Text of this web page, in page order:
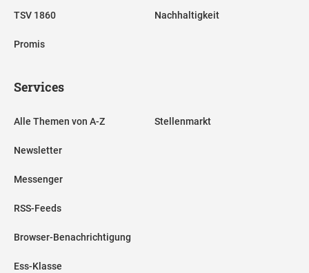
TSV 1860
Promis
Nachhaltigkeit
Services
Alle Themen von A-Z
Newsletter
Messenger
RSS-Feeds
Browser-Benachrichtigung
Ess-Klasse
Stellenmarkt